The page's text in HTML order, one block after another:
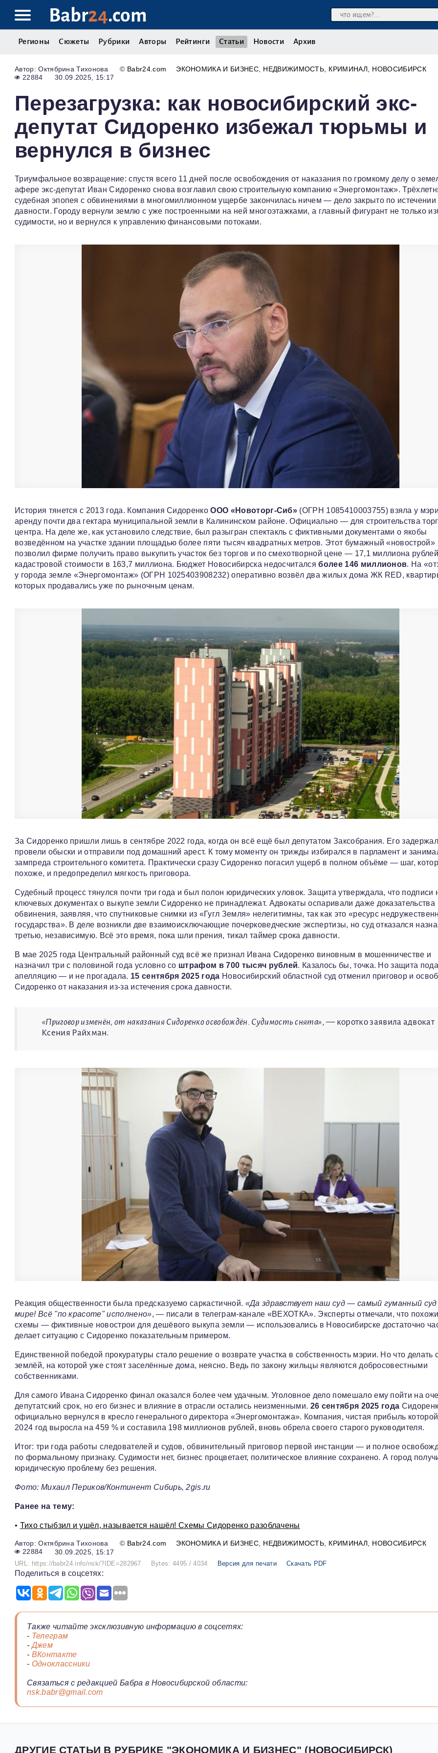
Babr24.com
Регионы Сюжеты Рубрики Авторы Рейтинги Статьи Новости Архив
Октябрина Тихонова © Babr24.com ЭКОНОМИКА И БИЗНЕС НЕДВИЖИМОСТЬ КРИМИНАЛ
НОВОСИБИРСК
22884
30.09.2025, 15:17
Перезагрузка: как новосибирский экс-
депутат Сидоренко избежал тюрьмы и
вернулся в бизнес
Триумфальное возвращение: спустя всего 11 дней после освобождения от наказания по громкому делу о
афере экс-депутат Иван Сидоренко снова возглавил свою строительную компанию «Энергомонтаж».
судебная эпопея с обвинениями в многомиллионном ущербе закончилась ничем — дело закрыто по истечении
давности. Городу вернули землю с уже построенными на ней многоэтажками, а главный фигурант не только
судимости, но и вернулся к управлению финансовыми потоками.
История тянется с 2013 года. Компания СидоренкоООО «Новоторг-Сиб» (ОГРН 1085410003755) взяла у
аренду почти два гектара муниципальной земли в Калининском районе. Официально — для строительства
центра. На деле же, как установило следствие, был разыгран спектакль с фиктивными документами о якобы
возведённом на участке здании площадью более пяти тысяч квадратных метров. Этот бумажный «новострой»
позволил фирме получить право выкупить участок без торгов и по смехотворной цене — 17,1 миллиона
кадастровой стоимости в 163,7 миллиона. Бюджет Новосибирска недосчиталсяболее 146 миллионов. На
у города земле «Энергомонтаж» (ОГРН 1025403908232) оперативно возвёл два жилых дома ЖК RED,
которых продавались уже по рыночным ценам.
За Сидоренко пришли лишь в сентябре 2022 года, когда он всё ещё был депутатом Заксобрания. Его
провели обыски и отправили под домашний арест. К тому моменту он трижды избирался в парламент и
зампреда строительного комитета. Практически сразу Сидоренко погасил ущерб в полном объёме — шаг,
похоже, и предопределил мягкость приговора.
Судебный процесс тянулся почти три года и был полон юридических уловок. Защита утверждала, что подписи
ключевых документах о выкупе земли Сидоренко не принадлежат. Адвокаты оспаривали даже доказательства
обвинения, заявляя, что спутниковые снимки из «Гугл Земля» нелегитимны, так как это «ресурс
государства». В деле возникли две взаимоисключающие почерковедческие экспертизы, но суд отказался
третью, независимую. Всё это время, пока шли прения, тикал таймер срока давности.
В мае 2025 года Центральный районный суд всё же признал Ивана Сидоренко виновным в мошенничестве и
назначил три с половиной года условно со штрафом в 700 тысяч рублей. Казалось бы, точка. Но защита
апелляцию — и не прогадала. 15 сентября 2025 года Новосибирский областной суд отменил приговор и
Сидоренко от наказания из-за истечения срока давности.
«Приговор изменён, от наказания Сидоренко освобождён. Судимость снята», — коротко заявила адвокат
Ксения Райхман.
Реакция общественности была предсказуемо саркастичной. «Да здравствует наш суд — самый гуманный суд
мире! Всё "по красоте" исполнено», — писали в телеграм-канале «ВЕХОТКА». Эксперты отмечали, что
схемы — фиктивные новострои для дешёвого выкупа земли — использовались в Новосибирске достаточно
делает ситуацию с Сидоренко показательным примером.
Единственной победой прокуратуры стало решение о возврате участка в собственность мэрии. Но что делать
землёй, на которой уже стоят заселённые дома, неясно. Ведь по закону жильцы являются добросовестными
собственниками.
Для самого Ивана Сидоренко финал оказался более чем удачным. Уголовное дело помешало ему пойти на
депутатский срок, но его бизнес и влияние в отрасли остались неизменными. 26 сентября 2025 года
официально вернулся в кресло генерального директора «Энергомонтажа». Компания, чистая прибыль
2024 год выросла на 459 % и составила 198 миллионов рублей, вновь обрела своего старого руководителя.
Итог: три года работы следователей и судов, обвинительный приговор первой инстанции — и полное
по формальному признаку. Судимости нет, бизнес процветает, политическое влияние сохранено. А город
юридическую проблему без решения.
Фото: Михаил Периков/Континент Сибирь, 2gis.ru
Ранее на тему:
• Тихо стыбзил и ушёл, называется нашёл! Схемы Сидоренко разоблачены
Октябрина Тихонова © Babr24.com ЭКОНОМИКА И БИЗНЕС НЕДВИЖИМОСТЬ КРИМИНАЛ
НОВОСИБИРСК
22884
30.09.2025, 15:17
URL: https://babr24.info/nsk/?IDE=282967 Bytes: 4495 / 4034 Версия для печати Скачать PDF
Поделиться в соцсетях:
Также читайте эксклюзивную информацию в соцсетях:
- Телеграм
-Джем
- ВКонтакте
- Одноклассники
Связаться с редакцией Бабра в Новосибирской области:
nsk.babr@gmail.com
ДРУГИЕ СТАТЬИ В РУБРИКЕ "ЭКОНОМИКА И БИЗНЕС" (НОВОСИБИРСК)